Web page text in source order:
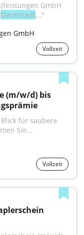
GmbH
Darmstadt..."
GmbH
Vollzeit
(m/w/d) bis
für saubere
Sie...
Vollzeit